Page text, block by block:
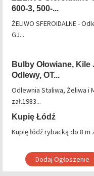
600-3, 500-...
ŻELIWO SFEROIDALNE -
GJ...
Bulby Ołowiane,
Odlewy, OT...
Odlewnia Staliwa, Żeliwa i
zał.1983...
Kupię Łódź
Kupię łódź rybacką do 8 m
Dodaj Ogłoszenie